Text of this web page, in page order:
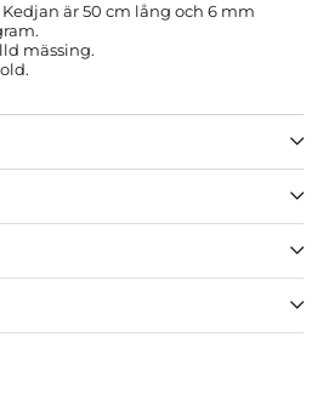
Kedjan är 50 cm lång och 6 mm
mässing.